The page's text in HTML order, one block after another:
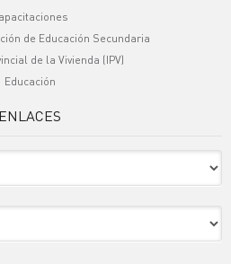
de Educación Secundaria
de la Vivienda (IPV)
Educación
ENLACES